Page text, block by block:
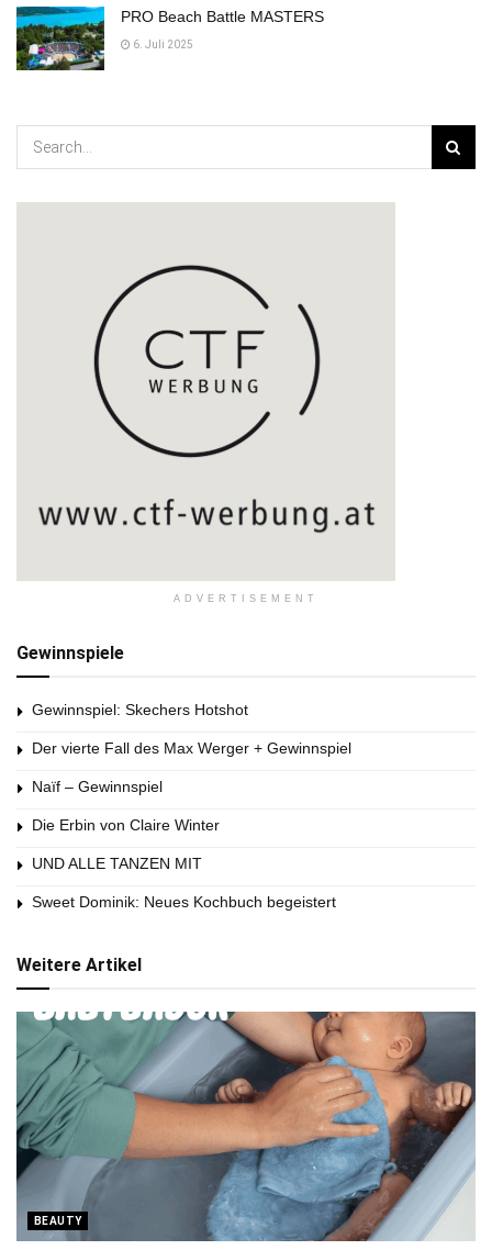
PRO Beach Battle MASTERS
6. Juli 2025
ADVERTISEMENT
Gewinnspiele
Gewinnspiel: Skechers Hotshot
Der vierte Fall des Max Werger + Gewinnspiel
Naïf – Gewinnspiel
Die Erbin von Claire Winter
UND ALLE TANZEN MIT
Sweet Dominik: Neues Kochbuch begeistert
Weitere Artikel
BEAUTY